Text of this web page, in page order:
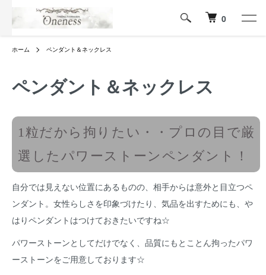
0
ホーム ペンダント＆ネックレス
ペンダント＆ネックレス
1粒だから拘りたい・・プロの目で厳
選したパワーストーンペンダント！
自分では見えない位置にあるものの、相手からは意外と目立つペ
ンダント。女性らしさを印象づけたり、気品を出すためにも、や
はりペンダントはつけておきたいですね☆
パワーストーンとしてだけでなく、品質にもとことん拘ったパワ
ーストーンをご用意しております☆